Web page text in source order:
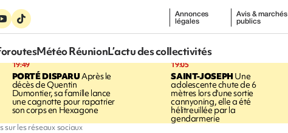
Annonces
légales
Avis & marchés
publics
Météo RéunionL’actu des collectivités
19:49
PORTÉ DISPARUAprès le
décès de Quentin
Dumontier, sa famille lance
une cagnotte pour rapatrier
son corps en Hexagone
19:05
SAINT-JOSEPHUne
adolescente chute de 6
mètres lors d'une sortie
cannyoning, elle a été
hélitreuillée par la
gendarmerie
sur les réseaux sociaux